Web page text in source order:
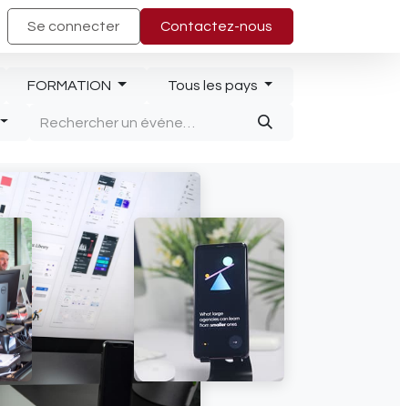
Se connecter Contactez-nous
FORMATION Tous les pays